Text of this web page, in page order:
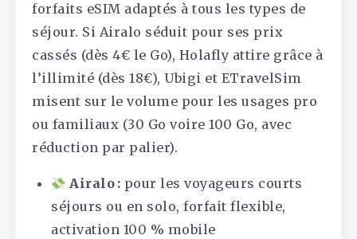
forfaits eSIM adaptés à tous les types de
séjour. Si Airalo séduit pour ses prix
cassés (dès 4€ le Go), Holafly attire grâce à
l’illimité (dès 18€), Ubigi et ETravelSim
misent sur le volume pour les usages pro
ou familiaux (30 Go voire 100 Go, avec
réduction par palier).
Airalo : pour les voyageurs courts
séjours ou en solo, forfait flexible,
activation 100 % mobile